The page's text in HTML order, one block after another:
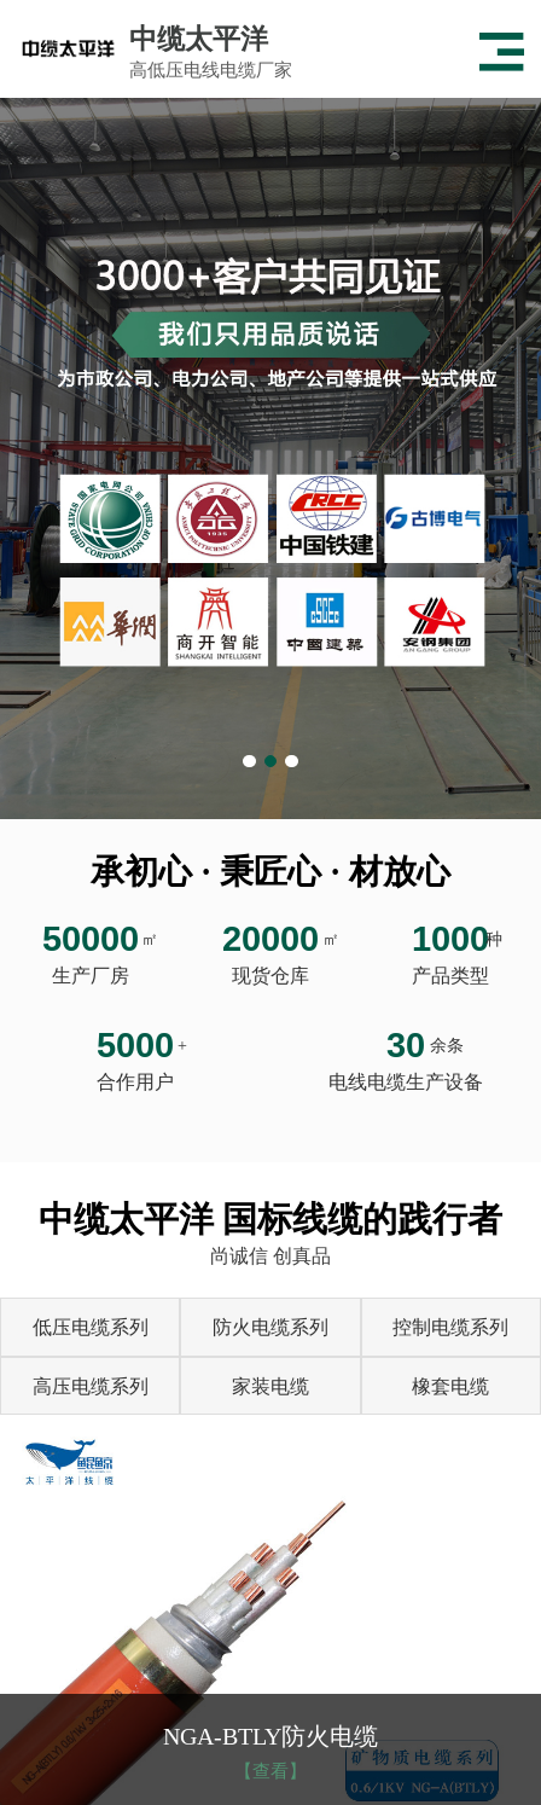
中缆太平洋
高低压电线电缆厂家
承初心 · 秉匠心 · 材放心
50000 ㎡
生产厂房
20000 ㎡
现货仓库
1000种
产品类型
5000 +
合作用户
30 余条
电线电缆生产设备
中缆太平洋 国标线缆的践行者
尚诚信 创真品
低压电缆系列 防火电缆系列 控制电缆系列
高压电缆系列 家装电缆 橡套电缆
NGA-BTLY防火电缆
【查看】